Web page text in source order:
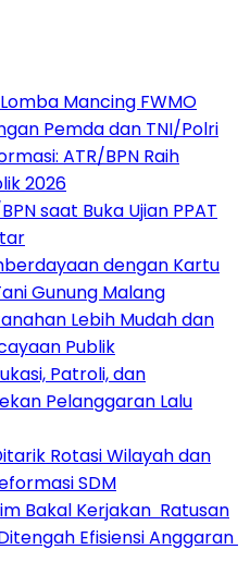
Mancing FWMO
Pemda dan TNI/Polri
ATR/BPN Raih
2026
saat Buka Ujian PPAT
dengan Kartu
Gunung Malang
Lebih Mudah dan
Publik
Patroli, dan
Pelanggaran Lalu
Rotasi Wilayah dan
SDM
Bakal Kerjakan Ratusan
Efisiensi Anggaran